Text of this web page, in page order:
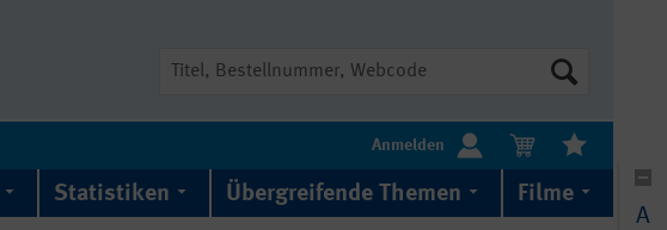
Anmelden
Statistiken Übergreifende Themen Filme
A